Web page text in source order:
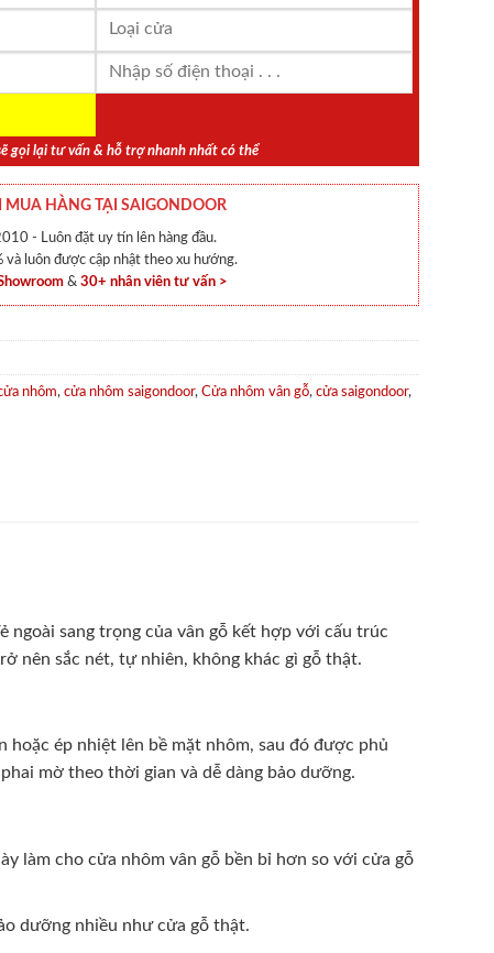
gọi lại tư vấn & hỗ trợ nhanh nhất có thể
MUA HÀNG TẠI SAIGONDOOR
- Luôn đặt uy tín lên hàng đầu.
và luôn được cập nhật theo xu hướng.
& 30+ nhân viên tư vấn >
nhôm, cửa nhôm saigondoor, Cửa nhôm vân gỗ, cửa saigondoor,
ngoài sang trọng của vân gỗ kết hợp với cấu trúc
nên sắc nét, tự nhiên, không khác gì gỗ thật.
ép nhiệt lên bề mặt nhôm, sau đó được phủ
mờ theo thời gian và dễ dàng bảo dưỡng.
làm cho cửa nhôm vân gỗ bền bỉ hơn so với cửa gỗ
dưỡng nhiều như cửa gỗ thật.